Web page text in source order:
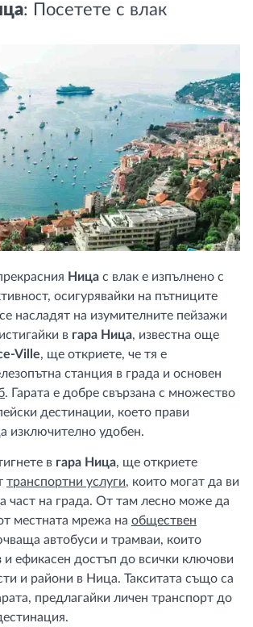
: Посетете с влак
Ница с влак е изпълнено с
осигурявайки на пътниците
насладят на изумителните пейзажи
в гара Ница, известна още
Ville, ще откриете, че тя е
станция в града и основен
. Гарата е добре свързана с множество
дестинации, което прави
изключително удобен.
в гара Ница, ще откриете
транспортни услуги, които могат да ви
част на града. От там лесно може да
местната мрежа на обществен
автобуси и трамваи, които
и ефикасен достъп до всички ключови
и райони в Ница. Такситата също са
предлагайки личен транспорт до